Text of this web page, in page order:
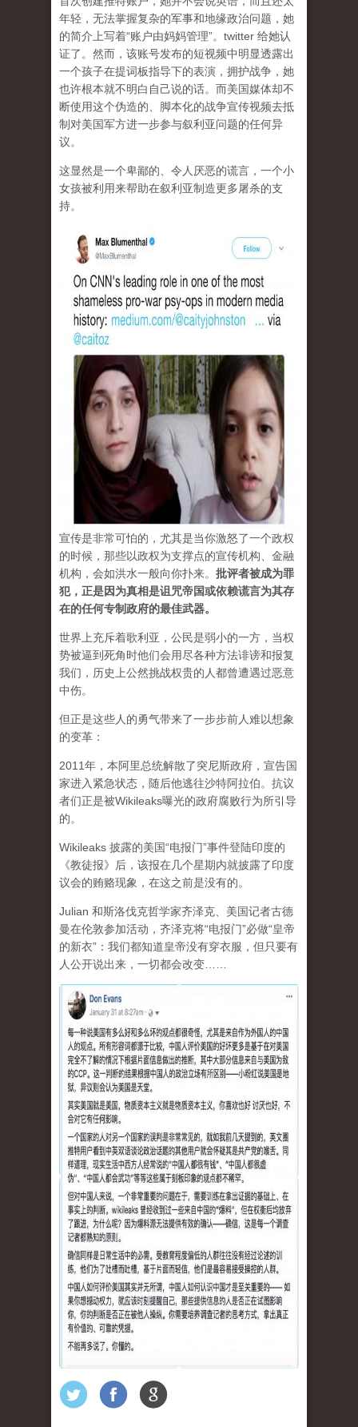
年轻，无法掌握复杂的军事和地缘政治问题，她
的简介上写着“账户由妈妈管理”。twitter 给她认
证了。然而，该账号发布的短视频中明显透露出
一个孩子在提词板指导下的表演，拥护战争，她
也许根本就不明白自己说的话。而美国媒体却不
断使用这个伪造的、脚本化的战争宣传视频去抵
制对美国军方进一步参与叙利亚问题的任何异
议。
这显然是一个卑鄙的、令人厌恶的谎言，一个小
女孩被利用来帮助在叙利亚制造更多屠杀的支
持。
宣传是非常可怕的，尤其是当你激怒了一个政权
的时候，那些以政权为支撑点的宣传机构、金融
机构，会如洪水一般向你扑来。 批评者被成为罪
犯，正是因为真相是诅咒帝国或依赖谎言为其存
在的任何专制政府的最佳武器。
世界上充斥着歌利亚，公民是弱小的一方，当权
势被逼到死角时他们会用尽各种方法诽谤和报复
我们，历史上公然挑战权贵的人都曾遭遇过恶意
中伤。
但正是这些人的勇气带来了一步步前人难以想象
的变革：
2011年，本阿里总统解散了突尼斯政府，宣告国
家进入紧急状态，随后他逃往沙特阿拉伯。抗议
者们正是被Wikileaks曝光的政府腐败行为所引导
的。
Wikileaks 披露的美国“电报门”事件登陆印度的
《教徒报》后，该报在几个星期内就披露了印度
议会的贿赂现象，在这之前是没有的。
Julian 和斯洛伐克哲学家齐泽克、美国记者古德
曼在伦敦参加活动，齐泽克将“电报门”必做“皇帝
的新衣”：我们都知道皇帝没有穿衣服，但只要有
人公开说出来，一切都会改变……